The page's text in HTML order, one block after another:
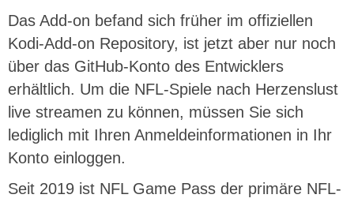
Das Add-on befand sich früher im offiziellen
Kodi-Add-on Repository, ist jetzt aber nur noch
über das GitHub-Konto des Entwicklers
erhältlich. Um die NFL-Spiele nach Herzenslust
live streamen zu können, müssen Sie sich
lediglich mit Ihren Anmeldeinformationen in Ihr
Konto einloggen.
Seit 2019 ist NFL Game Pass der primäre NFL-